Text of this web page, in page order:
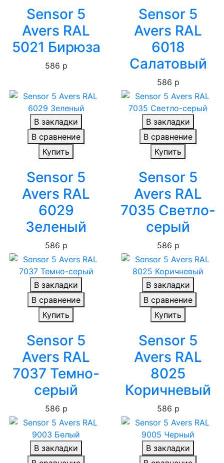
Sensor 5
Avers RAL
5021 Бирюза
586 р
Sensor 5
Avers RAL
6018
Салатовый
586 р
В закладки
В сравнение
Купить
Sensor 5
Avers RAL
6029
Зеленый
586 р
В закладки
В сравнение
Купить
Sensor 5
Avers RAL
7035 Светло-
серый
586 р
В закладки
В сравнение
Купить
Sensor 5
Avers RAL
7037 Темно-
серый
586 р
В закладки
В сравнение
Купить
Sensor 5
Avers RAL
8025
Коричневый
586 р
В закладки
В закладки